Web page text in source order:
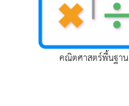
คณิตศาสตร์พื้นฐาน